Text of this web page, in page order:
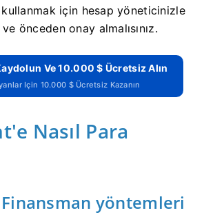
için hesap yöneticinizle
önceden onay almalısınız.
Ve 10.000 $ Ücretsiz Alın
Için 10.000 $ Ücretsiz Kazanın
Nasıl Para
yöntemleri